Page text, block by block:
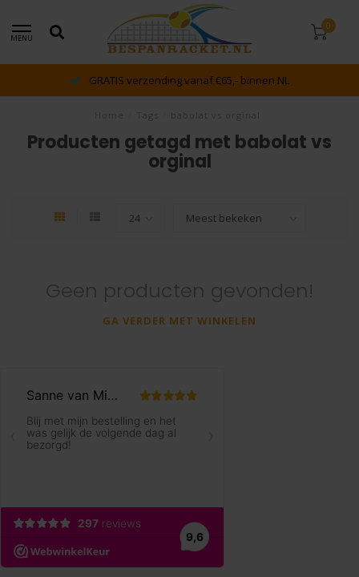
MENU
0
GRATIS verzending vanaf €65,- binnen NL
Producten getagd met babolat vs
orginal
Geen producten gevonden!
GA VERDER MET WINKELEN